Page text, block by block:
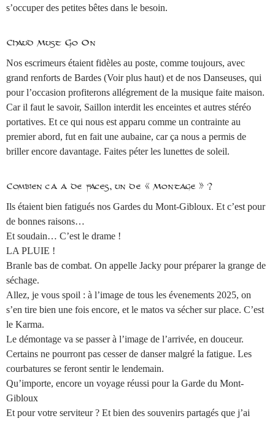
s’occuper des petites bêtes dans le besoin.
Chaud Must Go On
Nos escrimeurs étaient fidèles au poste, comme toujours, avec
grand renforts de Bardes (Voir plus haut) et de nos Danseuses, qui
pour l’occasion profiterons allégrement de la musique faite maison.
Car il faut le savoir, Saillon interdit les enceintes et autres stéréo
portatives. Et ce qui nous est apparu comme un contrainte au
premier abord, fut en fait une aubaine, car ça nous a permis de
briller encore davantage. Faites péter les lunettes de soleil.
Combien ça a de faces, un dé « Montage » ?
Ils étaient bien fatigués nos Gardes du Mont-Gibloux. Et c’est pour
de bonnes raisons…
Et soudain… C’est le drame !
LA PLUIE !
Branle bas de combat. On appelle Jacky pour préparer la grange de
séchage.
Allez, je vous spoil : à l’image de tous les évenements 2025, on
s’en tire bien une fois encore, et le matos va sécher sur place. C’est
le Karma.
Le démontage va se passer à l’image de l’arrivée, en douceur.
Certains ne pourront pas cesser de danser malgré la fatigue. Les
courbatures se feront sentir le lendemain.
Qu’importe, encore un voyage réussi pour la Garde du Mont-
Gibloux
Et pour votre serviteur ? Et bien des souvenirs partagés que j’ai